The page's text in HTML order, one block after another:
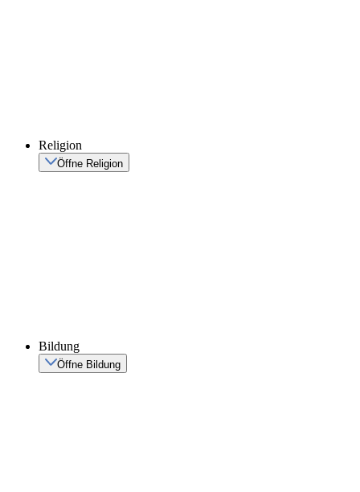
Religion
Öffne Religion
Bildung
Öffne Bildung